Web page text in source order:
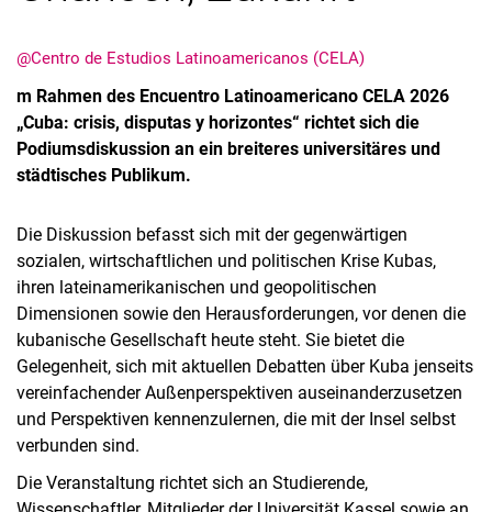
@Centro de Estudios Latinoamericanos (CELA)
m Rahmen des Encuentro Latinoamericano CELA 2026
„Cuba: crisis, disputas y horizontes“ richtet sich die
Podiumsdiskussion an ein breiteres universitäres und
städtisches Publikum.
Die Diskussion befasst sich mit der gegenwärtigen
sozialen, wirtschaftlichen und politischen Krise Kubas,
ihren lateinamerikanischen und geopolitischen
Dimensionen sowie den Herausforderungen, vor denen die
kubanische Gesellschaft heute steht. Sie bietet die
Gelegenheit, sich mit aktuellen Debatten über Kuba jenseits
vereinfachender Außenperspektiven auseinanderzusetzen
und Perspektiven kennenzulernen, die mit der Insel selbst
verbunden sind.
Die Veranstaltung richtet sich an Studierende,